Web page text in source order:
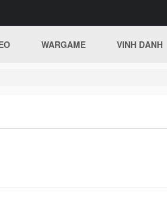
WARGAME VINH DANH